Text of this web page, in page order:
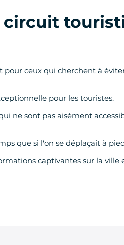
circuit
pour ceux qui cherchent à
pour les touristes.
ne sont pas aisément
que si l'on se déplaçait à
captivantes sur la ville